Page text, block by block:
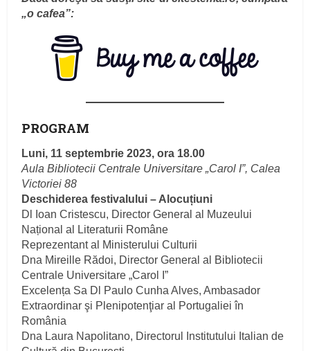
„o cafea”:
PROGRAM
Luni, 11 septembrie 2023, ora 18.00
Aula Bibliotecii Centrale Universitare „Carol I”, Calea
Victoriei 88
Deschiderea festivalului – Alocuțiuni
Dl Ioan Cristescu, Director General al Muzeului
Național al Literaturii Române
Reprezentant al Ministerului Culturii
Dna Mireille Rădoi, Director General al Bibliotecii
Centrale Universitare „Carol I”
Excelența Sa Dl Paulo Cunha Alves, Ambasador
Extraordinar şi Plenipotenţiar al Portugaliei în
România
Dna Laura Napolitano, Directorul Institutului Italian de